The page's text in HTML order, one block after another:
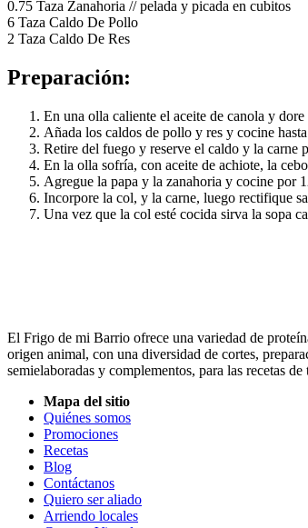
0.75 Taza Zanahoria // pelada y picada en cubitos
6 Taza Caldo De Pollo
2 Taza Caldo De Res
Preparación:
En una olla caliente el aceite de canola y
Añada los caldos de pollo y res y cocine
Retire del fuego y reserve el caldo y la carne
En la olla sofría, con aceite de achiote, la
Agregue la papa y la zanahoria y cocine por
Incorpore la col, y la carne, luego rectifique
Una vez que la col esté cocida sirva la sopa
El Frigo de mi Barrio ofrece una variedad de
origen animal, con una diversidad de cortes,
semielaboradas y complementos, para las recetas de
Mapa del sitio
Quiénes somos
Promociones
Recetas
Blog
Contáctanos
Quiero ser aliado
Arriendo locales